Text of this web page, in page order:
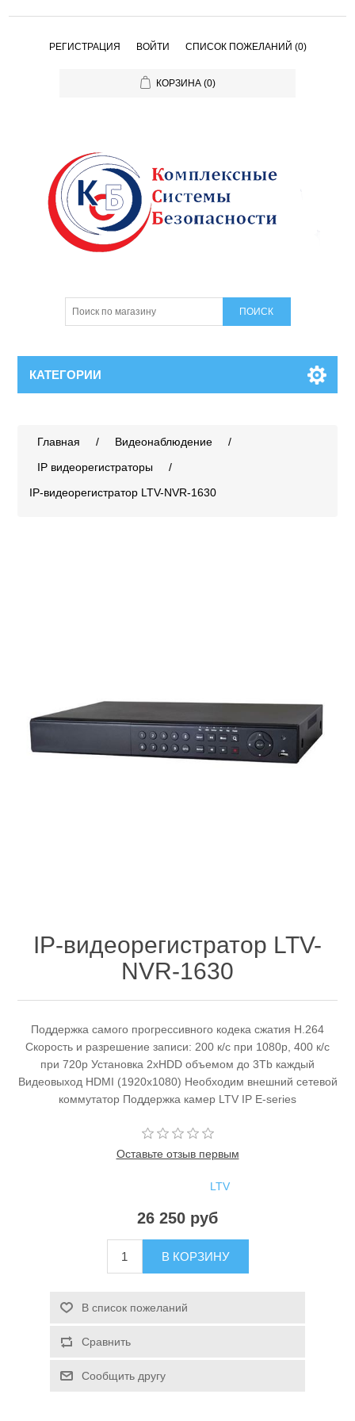
РЕГИСТРАЦИЯ ВОЙТИ СПИСОК ПОЖЕЛАНИЙ (0)
КОРЗИНА (0)
КАТЕГОРИИ
Главная / Видеонаблюдение
/
IP видеорегистраторы
/
IP-видеорегистратор LTV-NVR-1630
IP-видеорегистратор LTV-
NVR-1630
Поддержка самого прогрессивного кодека сжатия H.264
Скорость и разрешение записи: 200 к/с при 1080p, 400 к/с
при 720p Установка 2хHDD объемом до 3Tb каждый
Видеовыход HDMI (1920x1080) Необходим внешний сетевой
коммутатор Поддержка камер LTV IP E-series
Оставьте отзыв первым
LTV
26 250 руб